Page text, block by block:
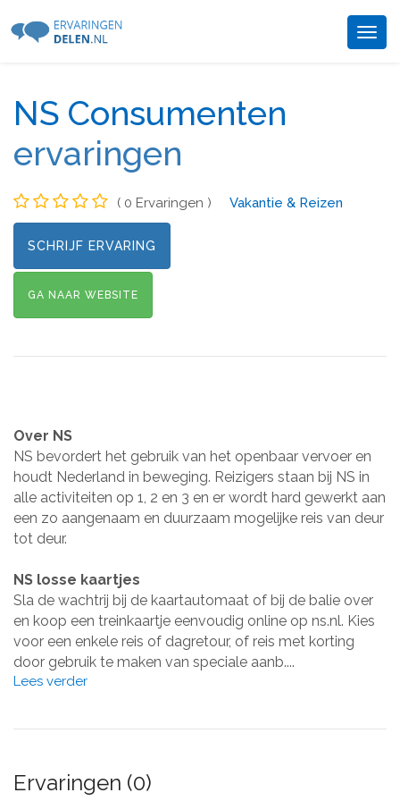
NS Consumenten
ervaringen
( 0 Ervaringen ) Vakantie & Reizen
SCHRIJF ERVARING
GA NAAR WEBSITE
Over NS
NS bevordert het gebruik van het openbaar vervoer en
houdt Nederland in beweging. Reizigers staan bij NS in
alle activiteiten op 1, 2 en 3 en er wordt hard gewerkt aan
een zo aangenaam en duurzaam mogelijke reis van deur
tot deur.
NS losse kaartjes
Sla de wachtrij bij de kaartautomaat of bij de balie over
en koop een treinkaartje eenvoudig online op ns.nl. Kies
voor een enkele reis of dagretour, of reis met korting
door gebruik te maken van speciale aanb....
Lees verder
Ervaringen (0)